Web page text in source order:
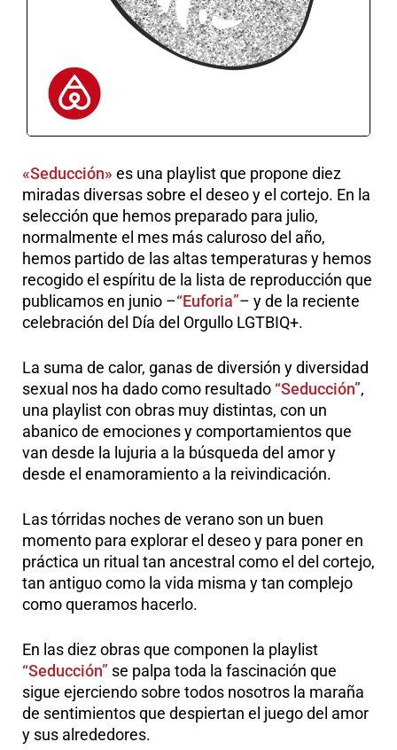
«Seducción» es una playlist que propone diez
miradas diversas sobre el deseo y el cortejo. En la
selección que hemos preparado para julio,
normalmente el mes más caluroso del año,
hemos partido de las altas temperaturas y hemos
recogido el espíritu de la lista de reproducción que
publicamos en junio –“Euforia”– y de la reciente
celebración del Día del Orgullo LGTBIQ+.
La suma de calor, ganas de diversión y diversidad
sexual nos ha dado como resultado “Seducción”,
una playlist con obras muy distintas, con un
abanico de emociones y comportamientos que
van desde la lujuria a la búsqueda del amor y
desde el enamoramiento a la reivindicación.
Las tórridas noches de verano son un buen
momento para explorar el deseo y para poner en
práctica un ritual tan ancestral como el del cortejo,
tan antiguo como la vida misma y tan complejo
como queramos hacerlo.
En las diez obras que componen la playlist
“Seducción” se palpa toda la fascinación que
sigue ejerciendo sobre todos nosotros la maraña
de sentimientos que despiertan el juego del amor
y sus alrededores.